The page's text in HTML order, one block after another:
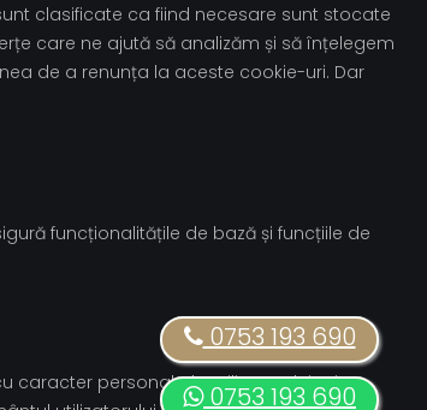
0753 193 690
0753 193 690
clasificate ca fiind necesare sunt stocate
care ne ajută să analizăm și să înțelegem
de a renunța la aceste cookie-uri. Dar
funcționalitățile de bază și funcțiile de
caracter personal ale utilizatorului prin